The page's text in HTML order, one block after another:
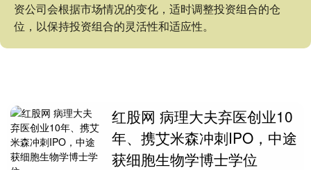
资公司会根据市场情况的变化，适时调整投资组合的仓
位，以保持投资组合的灵活性和适应性。
红股网 病理大夫弃医创业10
年、携艾米森冲刺IPO，中途
获细胞生物学博士学位